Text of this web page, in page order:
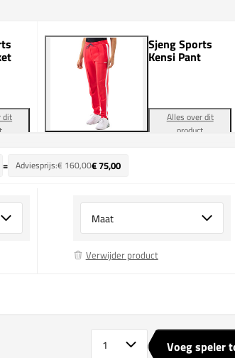
dit
Sjeng Sports
Kensi Pant
Alles over dit
product
= Adviesprijs:€ 160,00€ 75,00
Verwijder product
Aantal spelers
Voeg speler